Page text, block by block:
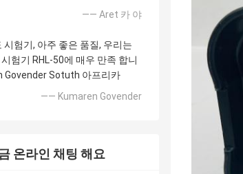
—— Aret 카 야
험기, 아주 좋은 품질, 우리는
험기 RHL-50에 매우 만족 합니
Govender Sotuth 아프리카
—— Kumaren Govender
온라인 채팅 해요